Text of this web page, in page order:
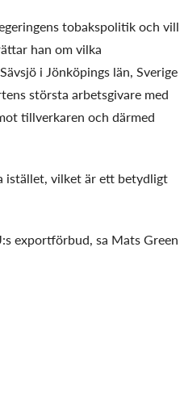
tobakspolitik och vill
han om vilka
i Jönköpings län, Sverige
största arbetsgivare med
tillverkaren och därmed
istället, vilket är ett betydligt
exportförbud, sa Mats Green